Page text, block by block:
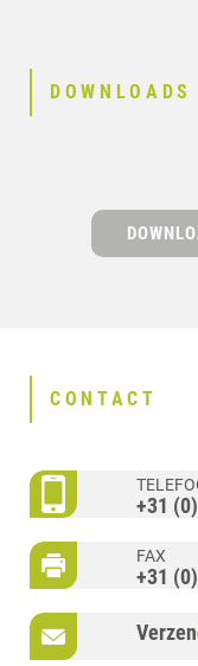
DOWNLOADS
CONTACT
+31
FAX
+31